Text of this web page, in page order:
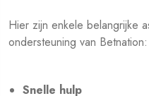
Hier zijn enkele belangrijke
ondersteuning van Betnation:
Snelle hulp